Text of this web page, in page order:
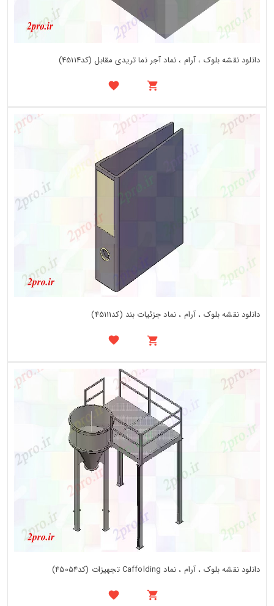
دانلود نقشه بلوک ، آرام ، نماد آجر نما تریدی مقابل (کد45114)
دانلود نقشه بلوک ، آرام ، نماد جزئیات بند (کد45111)
دانلود نقشه بلوک ، آرام ، نماد Caffolding تجهیزات (کد45054)